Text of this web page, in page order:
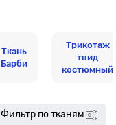
Ткань
Барби
Трикотаж
твид
костюмный
Фильтр по тканям